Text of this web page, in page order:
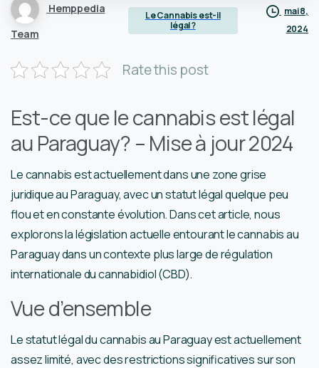
Hemppedia
Team
Le Cannabis est-il
légal ?
mai 8,
2024
Rate this post
Est-ce que le cannabis est légal
au Paraguay? – Mise à jour 2024
Le cannabis est actuellement dans une zone grise
juridique au Paraguay, avec un statut légal quelque peu
flou et en constante évolution. Dans cet article, nous
explorons la législation actuelle entourant le cannabis au
Paraguay dans un contexte plus large de régulation
internationale du cannabidiol (CBD).
Vue d’ensemble
Le statut légal du cannabis au Paraguay est actuellement
assez limité, avec des restrictions significatives sur son